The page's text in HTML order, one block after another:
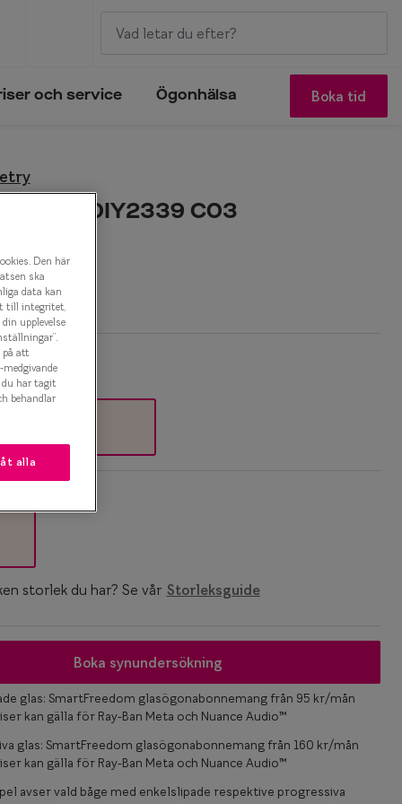
och service Ögonhälsa Boka tid
0IY2339 C03
storlek du har? Se vår Storleksguide
Boka synundersökning
glas: SmartFreedom glasögonabonnemang från 95 kr/mån
kan gälla för Ray-Ban Meta och Nuance Audio™
glas: SmartFreedom glasögonabonnemang från 160 kr/mån
kan gälla för Ray-Ban Meta och Nuance Audio™
avser vald båge med enkelslipade respektive progressiva
Den här
ska
data kan
till integritet,
upplevelse
på att
du har tagit
behandlar
alla